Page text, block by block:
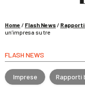
Nuove linee guida
Home / Flash News/
un’impresa su tre
FLASH NEWS
Imprese Rapporti